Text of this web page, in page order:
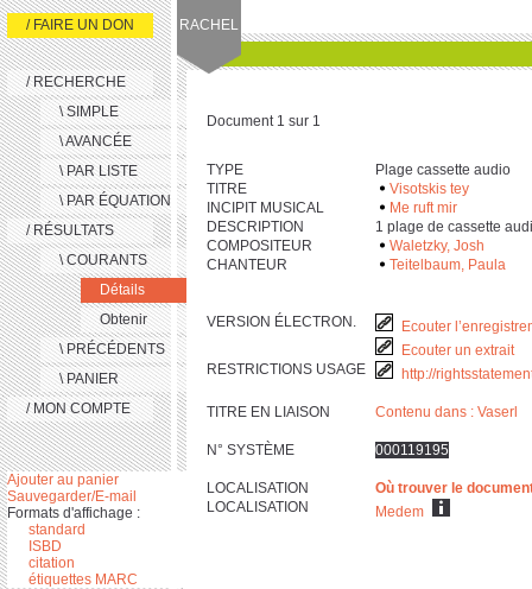
RACHEL
/ FAIRE UN DON
/ RECHERCHE
\ SIMPLE
\ AVANCÉE
\ PAR LISTE
\ PAR ÉQUATION
/ RÉSULTATS
\ COURANTS
Détails
Obtenir
\ PRÉCÉDENTS
\ PANIER
/ MON COMPTE
Ajouter au panier
Sauvegarder/E-mail
Formats d'affichage :
standard
ISBD
citation
étiquettes MARC
Document 1 sur 1
TYPE
Plage cassette audio
TITRE
Visotskis tey
INCIPIT MUSICAL
Me ruft mir
DESCRIPTION
‎1 plage de cassette
COMPOSITEUR
Waletzky, Josh
CHANTEUR
Teitelbaum, Paula
VERSION ÉLECTRON.
Ecouter
Ecouter un extrait
RESTRICTIONS USAGE
http://
TITRE EN LIAISON Contenu dans : Vaserl
N° SYSTÈME 000119195
LOCALISATION
Où trouver le
LOCALISATION
Medem